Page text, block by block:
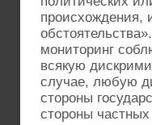
происхождения,
мониторинг
всякую
случае, любую
стороны
стороны